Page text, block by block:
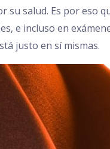
su salud. Es por eso
e incluso en
justo en sí mismas.